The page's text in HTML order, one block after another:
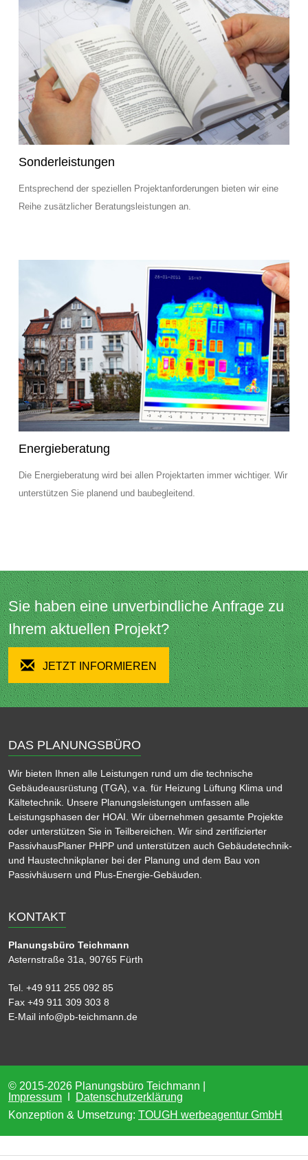
Sonderleistungen
Entsprechend der speziellen Projektanforderungen bieten wir eine
Reihe zusätzlicher Beratungsleistungen an.
Energieberatung
Die Energieberatung wird bei allen Projektarten immer wichtiger. Wir
unterstützen Sie planend und baubegleitend.
Sie haben eine unverbindliche Anfrage zu
Ihrem aktuellen Projekt?
JETZT INFORMIEREN
DAS PLANUNGSBÜRO
Wir bieten Ihnen alle Leistungen rund um die technische
Gebäudeausrüstung (TGA), v.a. für Heizung Lüftung Klima und
Kältetechnik. Unsere Planungsleistungen umfassen alle
Leistungsphasen der HOAI. Wir übernehmen gesamte Projekte
oder unterstützen Sie in Teilbereichen. Wir sind zertifizierter
PassivhausPlaner PHPP und unterstützen auch Gebäudetechnik-
und Haustechnikplaner bei der Planung und dem Bau von
Passivhäusern und Plus-Energie-Gebäuden.
KONTAKT
Planungsbüro Teichmann
Asternstraße 31a, 90765 Fürth
Tel. +49 911 255 092 85
Fax +49 911 309 303 8
E-Mail info@pb-teichmann.de
© 2015-2026 Planungsbüro Teichmann
Impressum
Datenschutzerklärung
Konzeption & Umsetzung: TOUGH werbeagentur GmbH